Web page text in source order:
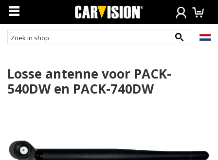
Losse antenne voor PACK-
540DW en PACK-740DW